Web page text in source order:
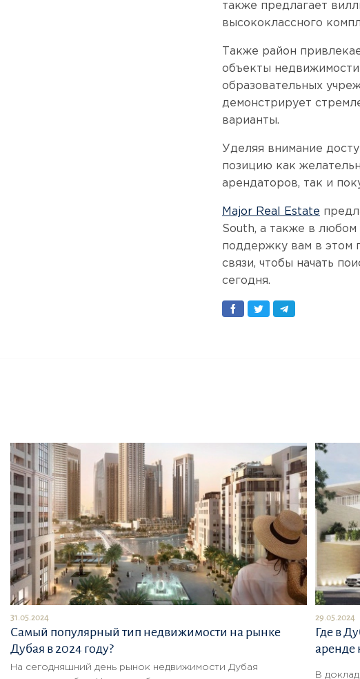
также предлагает
высококлассного
Также район
объекты
образовательных
демонстрирует
варианты.
Уделяя внимание
позицию как
арендаторов, так и
Major Real Estate
South, а также в любом
поддержку вам в этом
связи, чтобы начать
сегодня.
31.05.2024
Самый популярный тип недвижимости на рынке
Дубая в 2024 году?
На сегодняшний день рынок недвижимости Дубая
29.05.2024
Где в
аренде
В